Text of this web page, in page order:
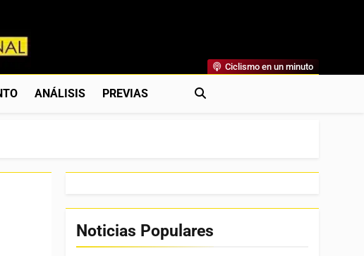
Crónicas, Previas Y Más. La Web Ciclista De Referencia.
Ciclismo en un minuto
ANÁLISIS PREVIAS
Noticias Populares